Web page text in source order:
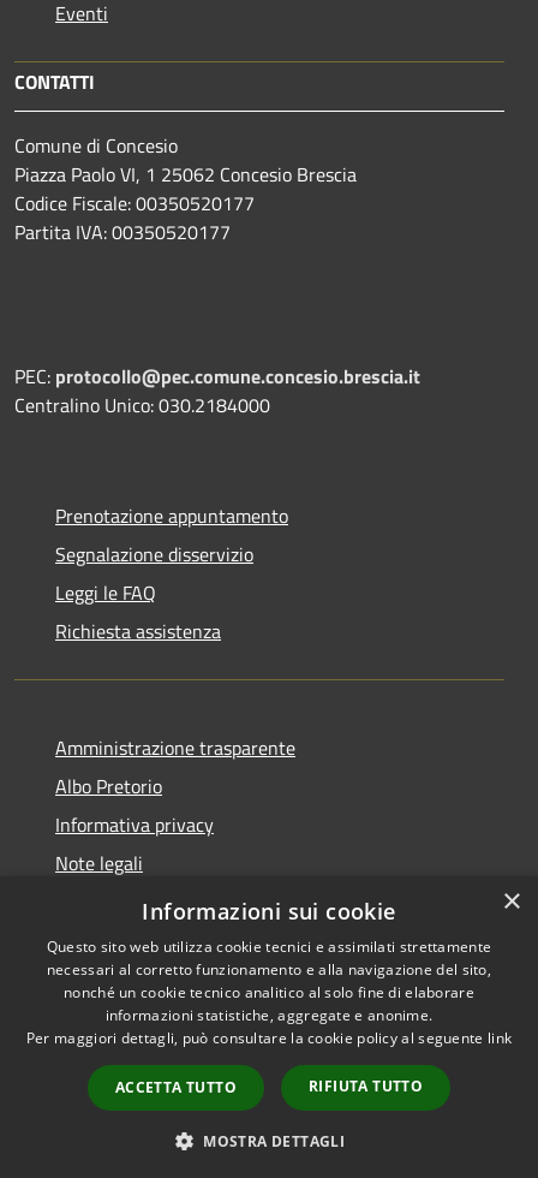
Eventi
CONTATTI
Comune di Concesio
Piazza Paolo VI, 1 25062 Concesio Brescia
Codice Fiscale: 00350520177
Partita IVA: 00350520177
PEC: protocollo@pec.comune.concesio.brescia.it
Centralino Unico: 030.2184000
Prenotazione appuntamento
Segnalazione disservizio
Leggi le FAQ
Richiesta assistenza
Amministrazione trasparente
Albo Pretorio
Informativa privacy
Note legali
Dichiarazione di accessibilità
Accessibilità
Copyright © 2021 •
Comune di Concesio •
Powered byMunicipium
Accesso redazione
×
Informazioni sui cookie
Questo sito web utilizza cookie tecnici e assimilati strettamente
necessari al corretto funzionamento e alla navigazione del sito,
nonché un cookie tecnico analitico al solo fine di elaborare
informazioni statistiche, aggregate e anonime.
Per maggiori dettagli, può consultare la cookie policy al seguente link
ACCETTA TUTTO RIFIUTA TUTTO
MOSTRA DETTAGLI